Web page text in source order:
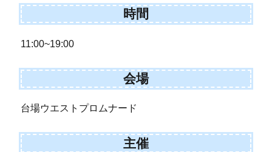
時間
11:00~19:00
会場
台場ウエストプロムナード
主催